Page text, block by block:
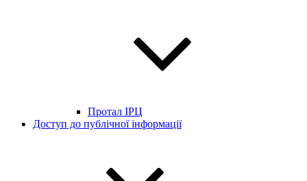
Протал ІРЦ
Доступ до публічної інформації